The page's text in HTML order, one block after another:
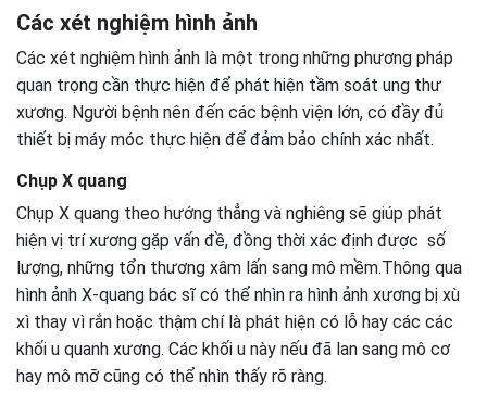
Các xét nghiệm hình ảnh
Các xét nghiệm hình ảnh là một trong những phương pháp
quan trọng cần thực hiện để phát hiện tầm soát ung thư
xương. Người bệnh nên đến các bệnh viện lớn, có đầy đủ
thiết bị máy móc thực hiện để đảm bảo chính xác nhất.
Chụp X quang
Chụp X quang theo hướng thẳng và nghiêng sẽ giúp phát
hiện vị trí xương gặp vấn đề, đồng thời xác định được số
lượng, những tổn thương xâm lấn sang mô mềm.Thông qua
hình ảnh X-quang bác sĩ có thể nhìn ra hình ảnh xương bị xù
xì thay vì rắn hoặc thậm chí là phát hiện có lỗ hay các các
khối u quanh xương. Các khối u này nếu đã lan sang mô cơ
hay mô mỡ cũng có thể nhìn thấy rõ ràng.